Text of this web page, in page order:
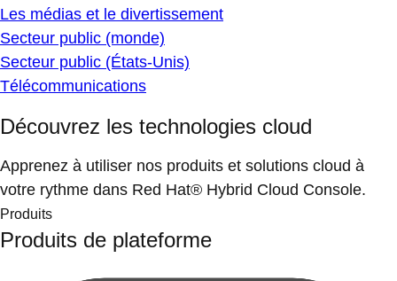
Les médias et le divertissement
Secteur public (monde)
Secteur public (États-Unis)
Télécommunications
Découvrez les technologies cloud
Apprenez à utiliser nos produits et solutions cloud à
votre rythme dans Red Hat® Hybrid Cloud Console.
Produits
Produits de plateforme